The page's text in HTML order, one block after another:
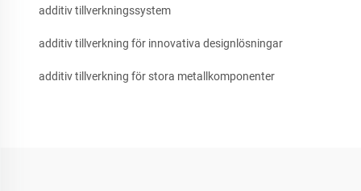
additiv tillverkningssystem
additiv tillverkning för innovativa designlösningar
additiv tillverkning för stora metallkomponenter